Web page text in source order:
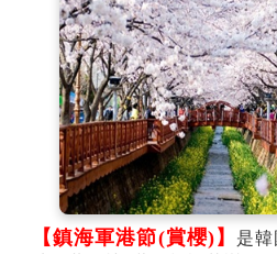
※註：賞櫻為季節性行程若是因為天
退費敬請原諒。
【鎮海軍港節(賞櫻)】
是